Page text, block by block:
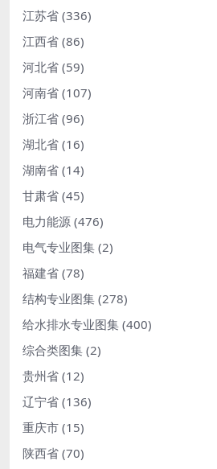
江苏省 (336)
江西省 (86)
河北省 (59)
河南省 (107)
浙江省 (96)
湖北省 (16)
湖南省 (14)
甘肃省 (45)
电力能源 (476)
电气专业图集 (2)
福建省 (78)
结构专业图集 (278)
给水排水专业图集 (400)
综合类图集 (2)
贵州省 (12)
辽宁省 (136)
重庆市 (15)
陕西省 (70)